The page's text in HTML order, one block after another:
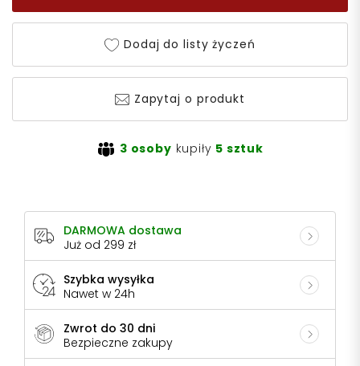
Dodaj do listy życzeń
Zapytaj o produkt
3 osoby kupiły 5 sztuk
DARMOWA dostawa
Już od 299 zł
Szybka wysyłka
Nawet w 24h
Zwrot do 30 dni
Bezpieczne zakupy